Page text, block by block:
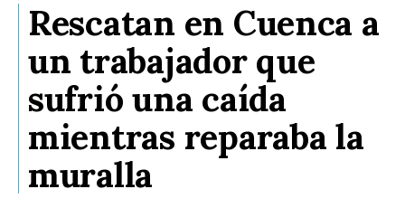
Rescatan en Cuenca a
un trabajador que
sufrió una caída
mientras reparaba la
muralla